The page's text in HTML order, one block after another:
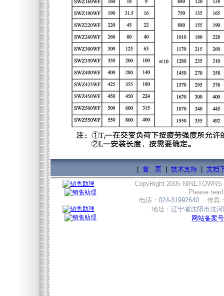
首 页| 技术支持| 文档
CopyRight 2005 NINETOWNS
Please
电话： 024-31992640 传真
地址： 辽宁省沈阳市沈
网站备案